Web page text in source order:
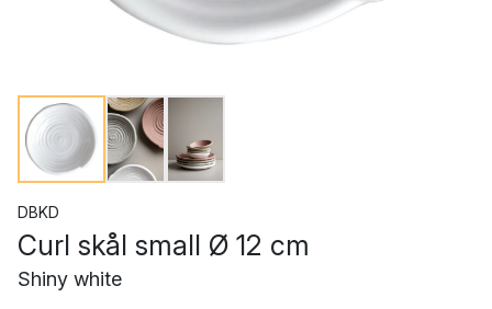
DBKD
Curl skål small Ø 12 cm
Shiny white